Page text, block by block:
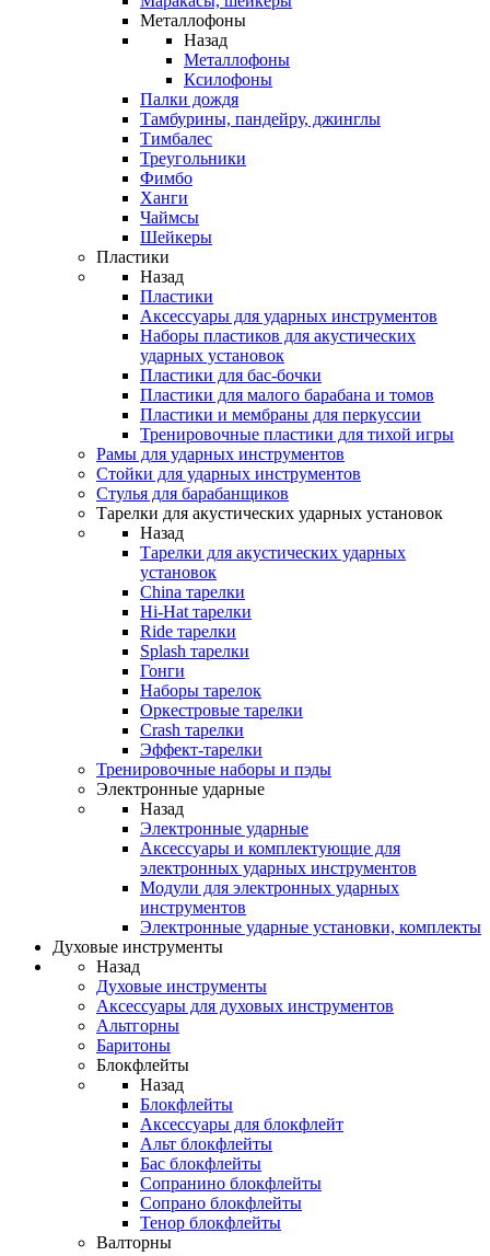
Металлофоны
Назад
Металлофоны
Ксилофоны
Палки дождя
Тамбурины, пандейру, джинглы
Тимбалес
Треугольники
Фимбо
Ханги
Чаймсы
Шейкеры
Пластики
Назад
Пластики
Аксессуары для ударных инструментов
Наборы пластиков для акустических
ударных установок
Пластики для бас-бочки
Пластики для малого барабана и томов
Пластики и мембраны для перкуссии
Тренировочные пластики для тихой игры
Рамы для ударных инструментов
Стойки для ударных инструментов
Стулья для барабанщиков
Тарелки для акустических ударных установок
Назад
Тарелки для акустических ударных
установок
China тарелки
Hi-Hat тарелки
Ride тарелки
Splash тарелки
Гонги
Наборы тарелок
Оркестровые тарелки
Сrash тарелки
Эффект-тарелки
Тренировочные наборы и пэды
Электронные ударные
Назад
Электронные ударные
Аксессуары и комплектующие для
электронных ударных инструментов
Модули для электронных ударных
инструментов
Электронные ударные установки, комплекты
Духовые инструменты
Назад
Духовые инструменты
Аксессуары для духовых инструментов
Альтгорны
Баритоны
Блокфлейты
Назад
Блокфлейты
Аксессуары для блокфлейт
Альт блокфлейты
Бас блокфлейты
Сопранино блокфлейты
Сопрано блокфлейты
Тенор блокфлейты
Валторны